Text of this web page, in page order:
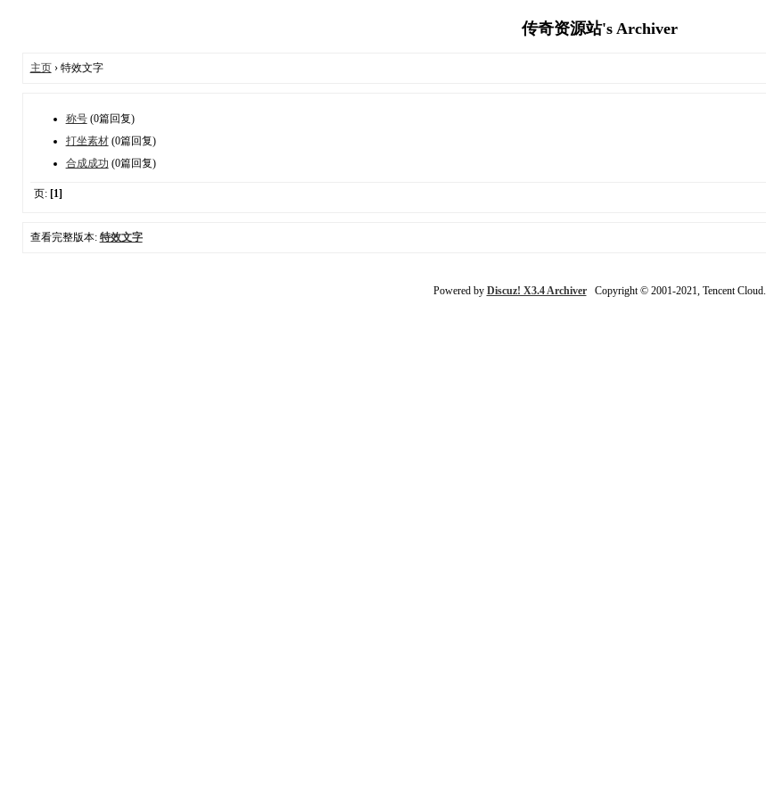
传奇资源站's Archiver
主页› 特效文字
称号(0篇回复)
打坐素材(0篇回复)
合成成功 (0篇回复)
页: [1]
查看完整版本: 特效文字
Powered by Discuz! X3.4 ArchiverCopyright © 2001-2021, Tencent Cloud.